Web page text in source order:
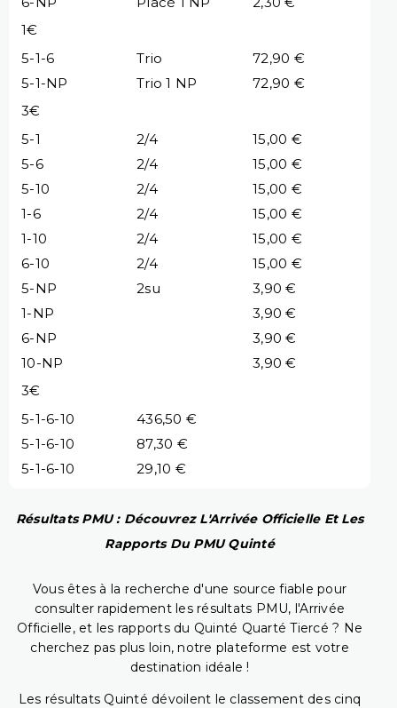
1€
5-1-6
Trio
72,90 €
5-1-NP
Trio 1 NP
72,90 €
3€
5-1
2/4
15,00 €
5-6
2/4
15,00 €
5-10
2/4
15,00 €
1-6
2/4
15,00 €
1-10
2/4
15,00 €
6-10
2/4
15,00 €
5-NP
2su
3,90 €
1-NP
3,90 €
6-NP
3,90 €
10-NP
3,90 €
3€
5-1-6-10
436,50 €
5-1-6-10
87,30 €
5-1-6-10
29,10 €
Résultats PMU : Découvrez L'Arrivée Officielle Et Les
Rapports Du PMU Quinté
Vous êtes à la recherche d'une source fiable pour
consulter rapidement les résultats PMU, l'Arrivée
Officielle, et les rapports du Quinté Quarté Tiercé ? Ne
cherchez pas plus loin, notre plateforme est votre
destination idéale !
Les résultats Quinté dévoilent le classement des cinq